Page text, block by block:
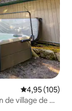
Évaluation
4,95 (105)
village de Mt